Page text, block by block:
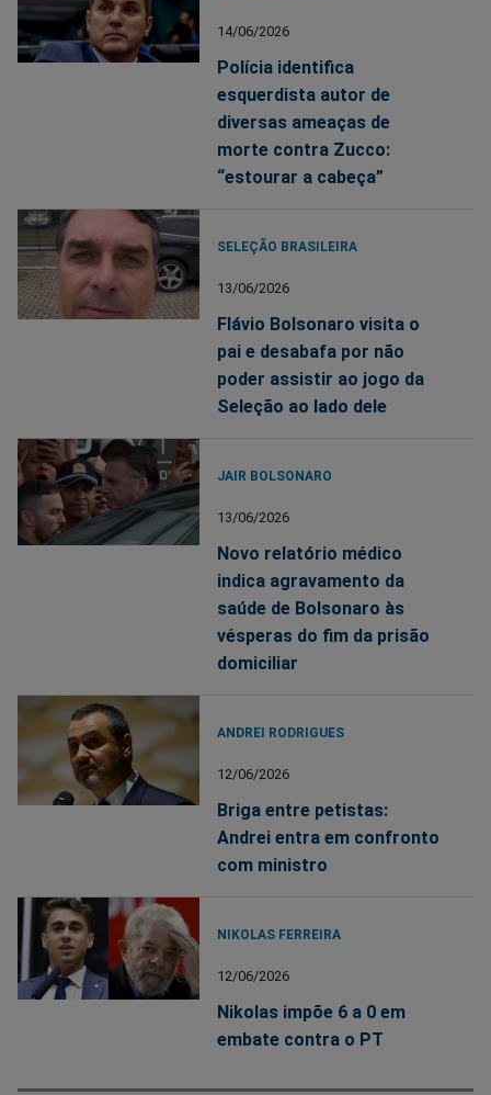
14/06/2026
Polícia identifica
esquerdista autor de
diversas ameaças de
morte contra Zucco:
“estourar a cabeça”
SELEÇÃO BRASILEIRA
13/06/2026
Flávio Bolsonaro visita o
pai e desabafa por não
poder assistir ao jogo da
Seleção ao lado dele
JAIR BOLSONARO
13/06/2026
Novo relatório médico
indica agravamento da
saúde de Bolsonaro às
vésperas do fim da prisão
domiciliar
ANDREI RODRIGUES
12/06/2026
Briga entre petistas:
Andrei entra em confronto
com ministro
NIKOLAS FERREIRA
12/06/2026
Nikolas impõe 6 a 0 em
embate contra o PT